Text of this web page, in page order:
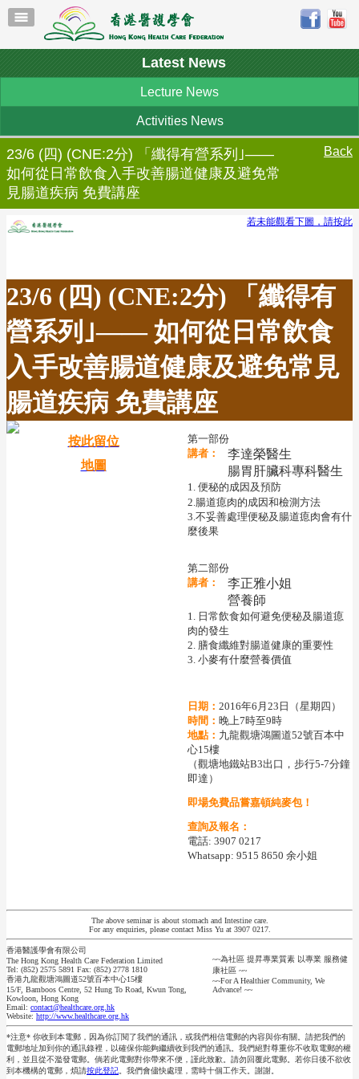
Latest News
Lecture News
Activities News
23/6 (四) (CNE:2分) 「纖得有營系列｣——
如何從日常飲食入手改善腸道健康及避免常
見腸道疾病 免費講座
Back
若未能觀看下圖，請按此
23/6 (四) (CNE:2分) 「纖得有
營系列｣—— 如何從日常飲食
入手改善腸道健康及避免常見
腸道疾病 免費講座
按此留位
地圖
第一部份
講者：
李達榮醫生
腸胃肝臟科專科醫生
1. 便秘的成因及預防
2.腸道瘜肉的成因和檢測方法
3.不妥善處理便秘及腸道瘜肉會有什
麼後果
第二部份
講者：
李正雅小姐
營養師
1. 日常飲食如何避免便秘及腸道瘜
肉的發生
2. 膳食纖維對腸道健康的重要性
3. 小麥有什麼營養價值
日期： 2016年6月23日（星期四）
時間： 晚上7時至9時
地點： 九龍觀塘鴻圖道52號百本中
心15樓
（觀塘地鐵站B3出口，步行5-7分鐘
即達）
即場免費品嘗嘉頓純麥包！
查詢及報名：
電話: 3907 0217
Whatsapp: 9515 8650 余小姐
The above seminar is about stomach and Intestine care.
For any enquiries, please contact Miss Yu at 3907 0217.
香港醫護學會有限公司
The Hong Kong Health Care Federation Limited
Tel: (852) 2575 5891 Fax: (852) 2778 1810
香港九龍觀塘鴻圖道52號百本中心15樓
15/F, Bamboos Centre, 52 Hung To Road, Kwun Tong,
Kowloon, Hong Kong
Email: contact@healthcare.org.hk
Website: http://www.healthcare.org.hk
~~為社區 提昇專業質素 以專業 服務健
康社區 ~~
~~For A Healthier Community, We
Advance! ~~
*注意* 你收到本電郵，因為你訂閱了我們的通訊，或我們相信電郵的內容與你有關。請把我們的
電郵地址加到你的通訊錄裡，以確保你能夠繼續收到我們的通訊。我們絕對尊重你不收取電郵的權
利，並且從不濫發電郵。倘若此電郵對你帶來不便，謹此致歉。請勿回覆此電郵。若你日後不欲收
到本機構的電郵，煩請按此登記 。我們會儘快處理，需時十個工作天。謝謝。